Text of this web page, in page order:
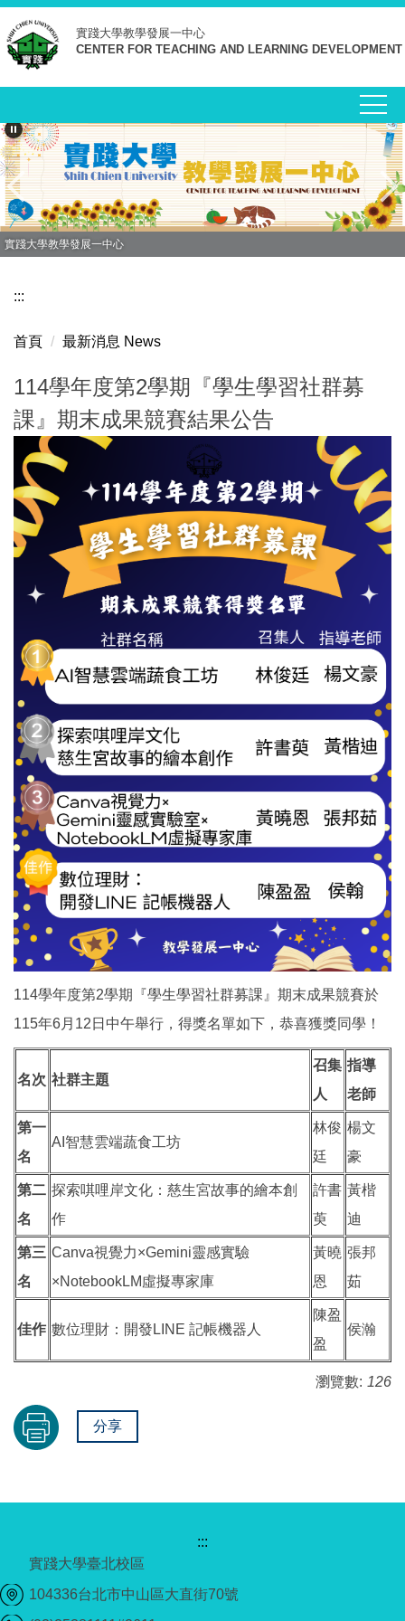
跳
到
主
要
容
區
實踐大學教學發展一中心
CENTER FOR TEACHING AND LEARNING DEVELOPMENT
實踐大學教學發展一中心
:::
首頁 最新消息 News
114學年度第2學期『學生學習社群募
課』期末成果競賽結果公告
114學年度第2學期『學生學習社群募課』期末成果競賽於
115年6月12日中午舉行，得獎名單如下，恭喜獲獎同學！
名次 社群主題
召集
人
指導
老師
第一
名
AI智慧雲端蔬食工坊
林俊
廷
楊文
豪
第二
名
探索唭哩岸文化：慈生宮故事的繪本創
作
許書
萸
黃楷
迪
第三
名
Canva視覺力×Gemini靈感實驗
×NotebookLM虛擬專家庫
黃曉
恩
張邦
茹
佳作 數位理財：開發LINE 記帳機器人
陳盈
盈
侯瀚
瀏覽數: 126
分享
:::
實踐大學臺北校區
104336台北市中山區大直街70號